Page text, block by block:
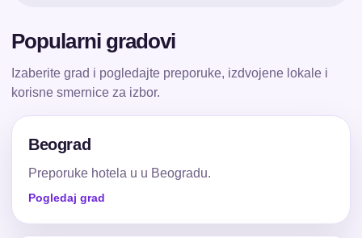
Popularni gradovi
Izaberite grad i pogledajte preporuke, izdvojene lokale i
korisne smernice za izbor.
Beograd
Preporuke hotela u u Beogradu.
Pogledaj grad